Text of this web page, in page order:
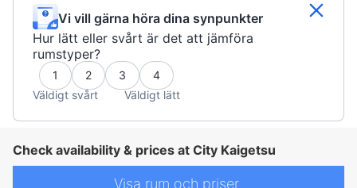
Vi vill gärna höra dina synpunkter
Hur lätt eller svårt är det att jämföra
rumstyper?
1 2 3
4
Väldigt svårt
Väldigt lätt
Check availability & prices at City Kaigetsu
Visa rum och priser